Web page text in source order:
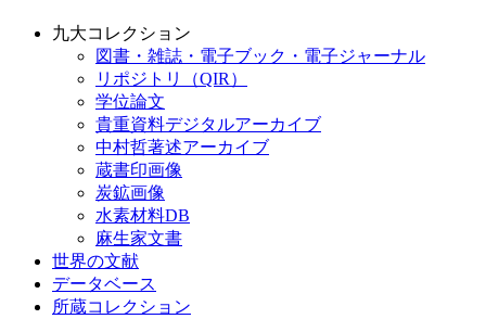
九大コレクション
図書・雑誌・電子ブック・電子ジャーナル
リポジトリ（QIR）
学位論文
貴重資料デジタルアーカイブ
中村哲著述アーカイブ
蔵書印画像
炭鉱画像
水素材料DB
麻生家文書
世界の文献
データベース
所蔵コレクション